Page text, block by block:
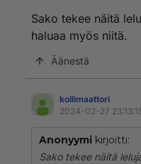
Sako tekee näitä
haluaa myös niitä.
Äänestä
kollimaattori
2024-02-27
Anonyymi kirjoitti:
Sako tekee näitä